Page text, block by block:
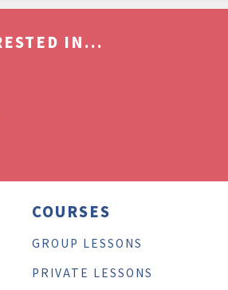
IN...
COURSES
GROUP LESSONS
PRIVATE LESSONS